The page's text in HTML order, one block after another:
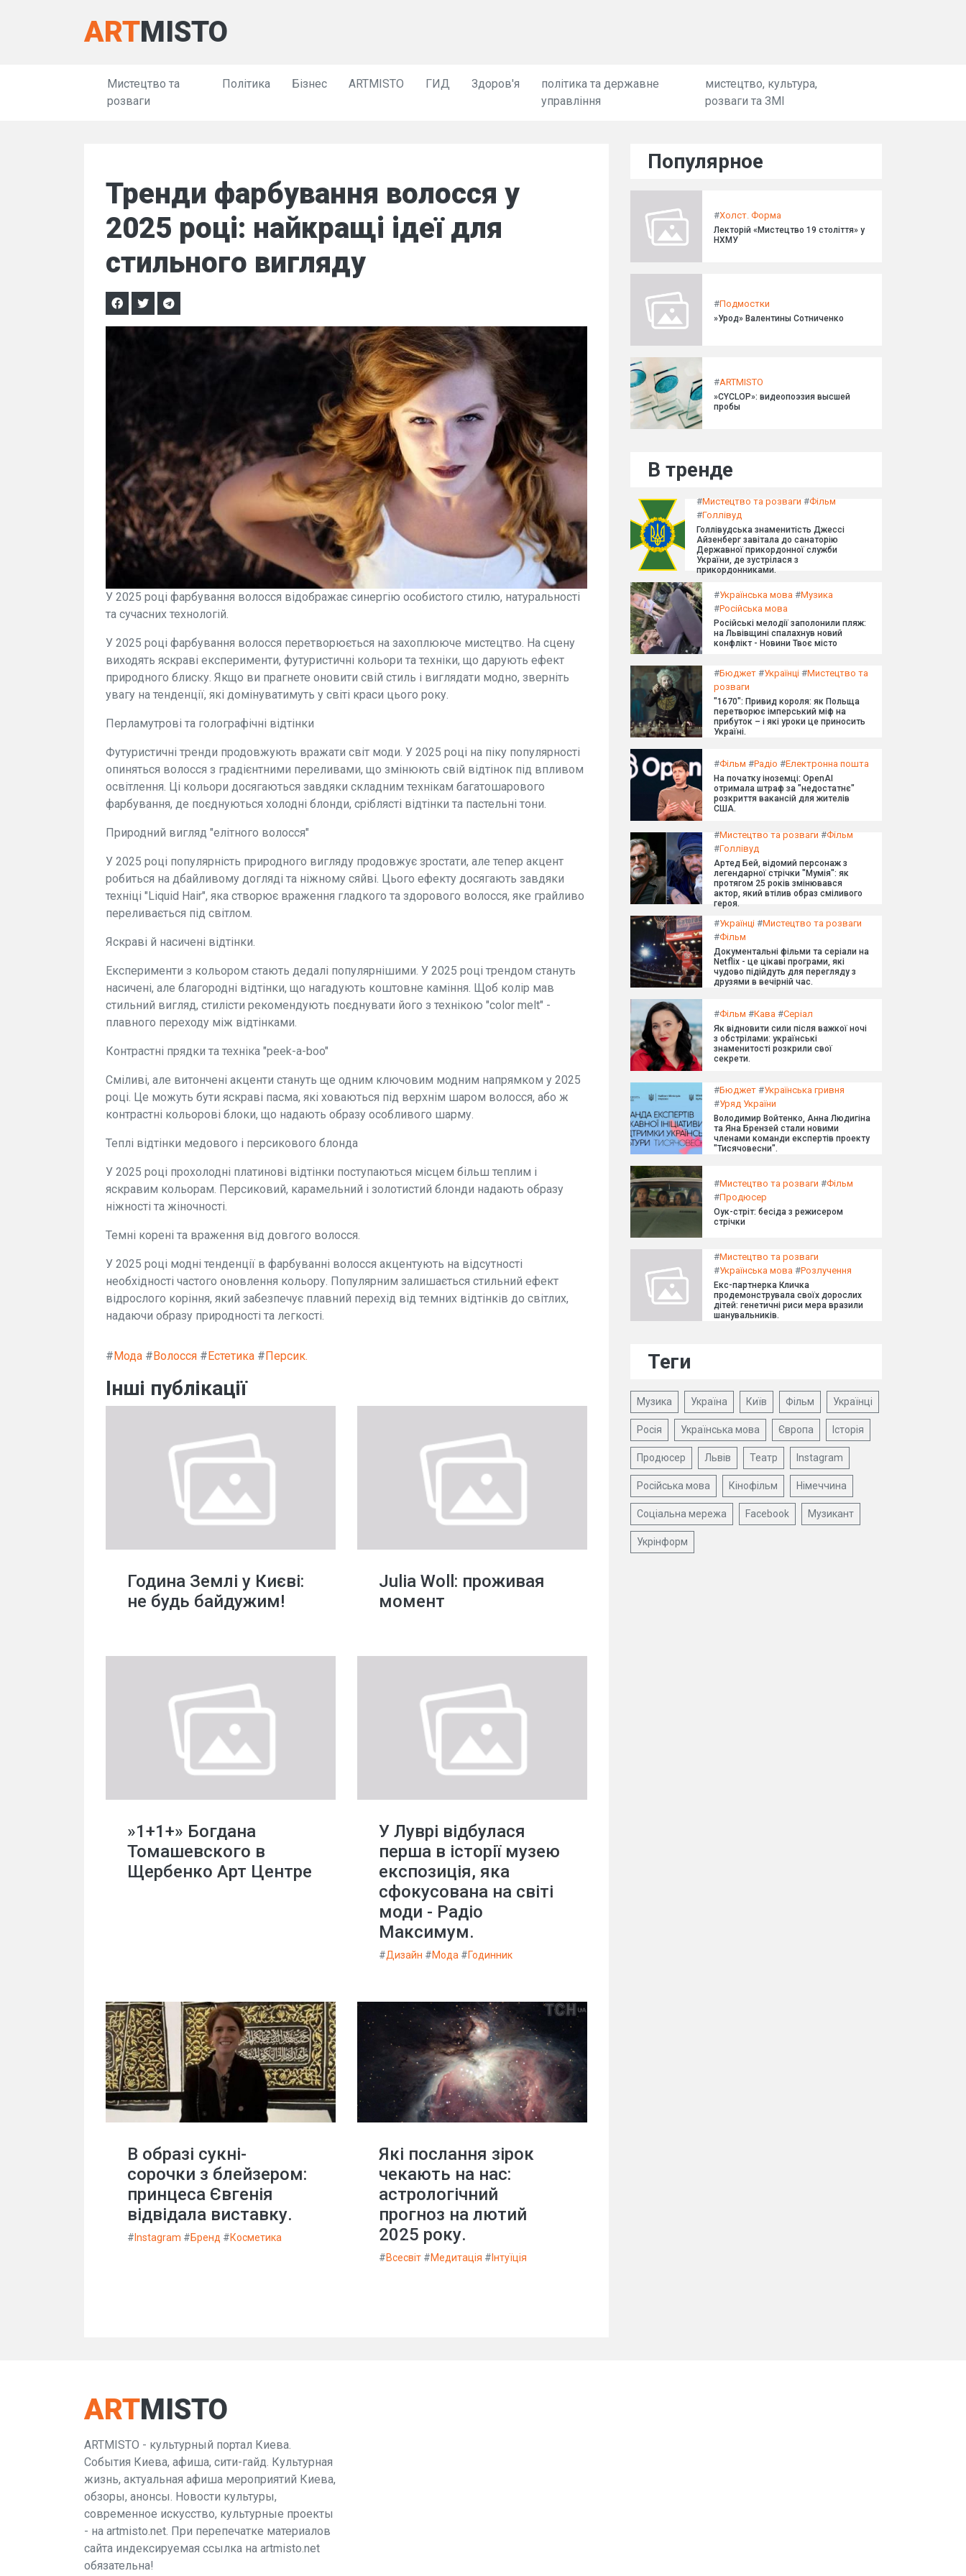
ARTMISTO
Мистецтво та
розваги
Політика Бізнес ARTMISTO ГИД Здоров'я
політика та державне
управління
мистецтво, культура,
розваги та ЗМІ
Тренди фарбування волосся у
2025 році: найкращі ідеї для
стильного вигляду
У 2025 році фарбування волосся відображає синергію особистого стилю, натуральності
та сучасних технологій.
У 2025 році фарбування волосся перетворюється на захоплююче мистецтво. На сцену
виходять яскраві експерименти, футуристичні кольори та техніки, що дарують ефект
природного блиску. Якщо ви прагнете оновити свій стиль і виглядати модно, зверніть
увагу на тенденції, які домінуватимуть у світі краси цього року.
Перламутрові та голографічні відтінки
Футуристичні тренди продовжують вражати світ моди. У 2025 році на піку популярності
опиняться волосся з градієнтними переливами, що змінюють свій відтінок під впливом
освітлення. Ці кольори досягаються завдяки складним технікам багатошарового
фарбування, де поєднуються холодні блонди, сріблясті відтінки та пастельні тони.
Природний вигляд "елітного волосся"
У 2025 році популярність природного вигляду продовжує зростати, але тепер акцент
робиться на дбайливому догляді та ніжному сяйві. Цього ефекту досягають завдяки
техніці "Liquid Hair", яка створює враження гладкого та здорового волосся, яке грайливо
переливається під світлом.
Яскраві й насичені відтінки.
Експерименти з кольором стають дедалі популярнішими. У 2025 році трендом стануть
насичені, але благородні відтінки, що нагадують коштовне каміння. Щоб колір мав
стильний вигляд, стилісти рекомендують поєднувати його з технікою "color melt" -
плавного переходу між відтінками.
Контрастні прядки та техніка "peek-a-boo"
Сміливі, але витончені акценти стануть ще одним ключовим модним напрямком у 2025
році. Це можуть бути яскраві пасма, які ховаються під верхнім шаром волосся, або ж
контрастні кольорові блоки, що надають образу особливого шарму.
Теплі відтінки медового і персикового блонда
У 2025 році прохолодні платинові відтінки поступаються місцем більш теплим і
яскравим кольорам. Персиковий, карамельний і золотистий блонди надають образу
ніжності та жіночності.
Темні корені та враження від довгого волосся.
У 2025 році модні тенденції в фарбуванні волосся акцентують на відсутності
необхідності частого оновлення кольору. Популярним залишається стильний ефект
відрослого коріння, який забезпечує плавний перехід від темних відтінків до світлих,
надаючи образу природності та легкості.
#Мода #Волосся #Естетика #Персик.
Інші публікації
Година Землі у Києві:
не будь байдужим!
Julia Woll: проживая
момент
»1+1+» Богдана
Томашевского в
Щербенко Арт Центре
У Луврі відбулася
перша в історії музею
експозиція, яка
сфокусована на світі
моди - Радіо
Максимум.
#Дизайн #Мода #Годинник
В образі сукні-
сорочки з блейзером:
принцеса Євгенія
відвідала виставку.
# Instagram #Бренд #Косметика
Які послання зірок
чекають на нас:
астрологічний
прогноз на лютий
2025 року.
#Всесвіт #Медитація # Інтуїція
Популярное
#Холст. Форма
Лекторій «Мистецтво 19 століття» у
НХМУ
#Подмостки
»Урод» Валентины Сотниченко
#ARTMISTO
»CYCLOP»: видеопоэзия высшей
пробы
В тренде
#Мистецтво та розваги #Фільм
#Голлівуд
Голлівудська знаменитість Джессі
Айзенберг завітала до санаторію
Державної прикордонної служби
України, де зустрілася з
прикордонниками.
#Українська мова #Музика
#Російська мова
Російські мелодії заполонили пляж:
на Львівщині спалахнув новий
конфлікт - Новини Твоє місто
#Бюджет #Українці #Мистецтво та
розваги
"1670": Привид короля: як Польща
перетворює імперський міф на
прибуток – і які уроки це приносить
Україні.
#Фільм #Радіо #Електронна пошта
На початку іноземці: OpenAI
отримала штраф за "недостатнє"
розкриття вакансій для жителів
США.
#Мистецтво та розваги #Фільм
#Голлівуд
Артед Бей, відомий персонаж з
легендарної стрічки "Мумія": як
протягом 25 років змінювався
актор, який втілив образ сміливого
героя.
#Українці #Мистецтво та розваги
#Фільм
Документальні фільми та серіали на
Netflix - це цікаві програми, які
чудово підійдуть для перегляду з
друзями в вечірній час.
#Фільм #Кава #Серіал
Як відновити сили після важкої ночі
з обстрілами: українські
знаменитості розкрили свої
секрети.
#Бюджет #Українська гривня
#Уряд України
Володимир Войтенко, Анна Людигіна
та Яна Брензей стали новими
членами команди експертів проекту
"Тисячовесни".
#Мистецтво та розваги #Фільм
#Продюсер
Оук-стріт: бесіда з режисером
стрічки
#Мистецтво та розваги
#Українська мова #Розлучення
Екс-партнерка Кличка
продемонструвала своїх дорослих
дітей: генетичні риси мера вразили
шанувальників.
Теги
Музика Україна Київ Фільм Українці
Росія Українська мова Європа Історія
Продюсер Львів Театр Instagram
Російська мова Кінофільм Німеччина
Соціальна мережа Facebook Музикант
Укрінформ
ARTMISTO
ARTMISTO - культурный портал Киева.
События Киева, афиша, сити-гайд. Культурная
жизнь, актуальная афиша мероприятий Киева,
обзоры, анонсы. Новости культуры,
современное искусство, культурные проекты
- на artmisto.net. При перепечатке материалов
сайта индексируемая ссылка на artmisto.net
обязательна!